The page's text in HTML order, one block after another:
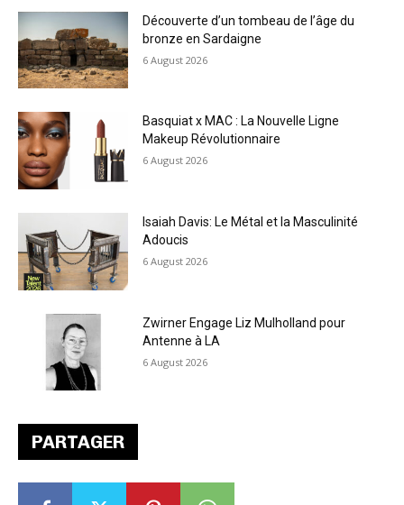
PARTAGER
Découverte d’un tombeau de l’âge du
bronze en Sardaigne
6 August 2026
Basquiat x MAC : La Nouvelle Ligne
Makeup Révolutionnaire
6 August 2026
Isaiah Davis: Le Métal et la Masculinité
Adoucis
6 August 2026
Zwirner Engage Liz Mulholland pour
Antenne à LA
6 August 2026